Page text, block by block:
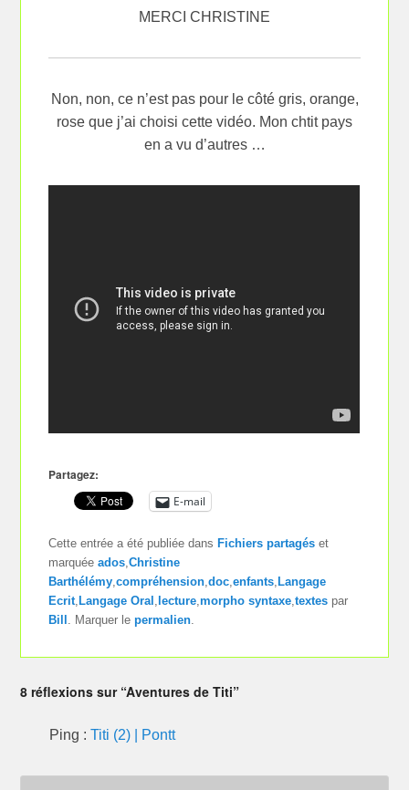
MERCI CHRISTINE
Non, non, ce n’est pas pour le côté gris, orange,
rose que j’ai choisi cette vidéo. Mon chtit pays
en a vu d’autres …
Partagez:
E-mail
Cette entrée a été publiée dans Fichiers partagés et
marquéeados,Christine
Barthélémy,compréhension,doc,enfants, Langage
Ecrit, Langage Oral , lecture,morpho syntaxe,textes par
Bill . Marquer lepermalien.
8 réflexions sur “Aventures de Titi”
Ping :Titi (2) | Pontt